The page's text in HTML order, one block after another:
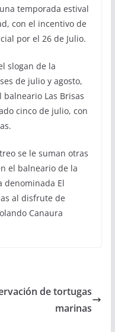
temporada estival
con el incentivo de
por el 26 de Julio.
slogan de la
de julio y agosto,
Las Brisas
cinco de julio, con
se le suman otras
el balneario de la
denominada El
al disfrute de
Canaura
de tortugas
marinas